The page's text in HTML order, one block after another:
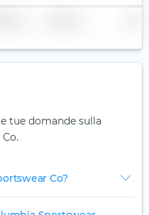
tue domande sulla
Co?